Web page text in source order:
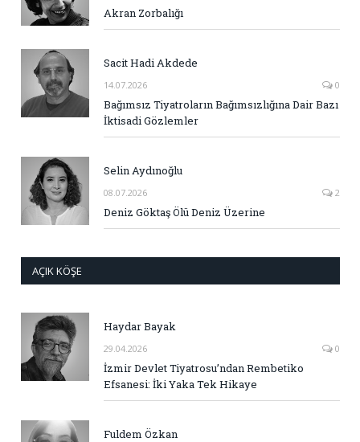
Akran Zorbalığı
Sacit Hadi Akdede
14.07.2026 0
Bağımsız Tiyatroların Bağımsızlığına Dair Bazı
İktisadi Gözlemler
Selin Aydınoğlu
08.07.2026 2
Deniz Göktaş Ölü Deniz Üzerine
AÇIK KÖŞE
Haydar Bayak
29.04.2026 0
İzmir Devlet Tiyatrosu’ndan Rembetiko
Efsanesi: İki Yaka Tek Hikaye
Fuldem Özkan